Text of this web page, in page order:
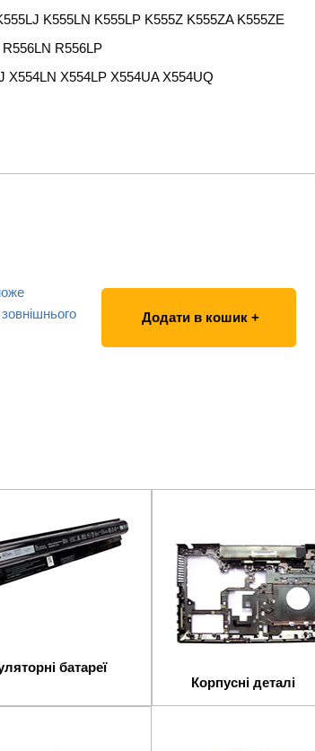
K555LN K555LP K555Z K555ZA K555ZE
R556LP
X554LN X554LP X554UA X554UQ
Додати в кошик +
батареї
Корпусні деталі